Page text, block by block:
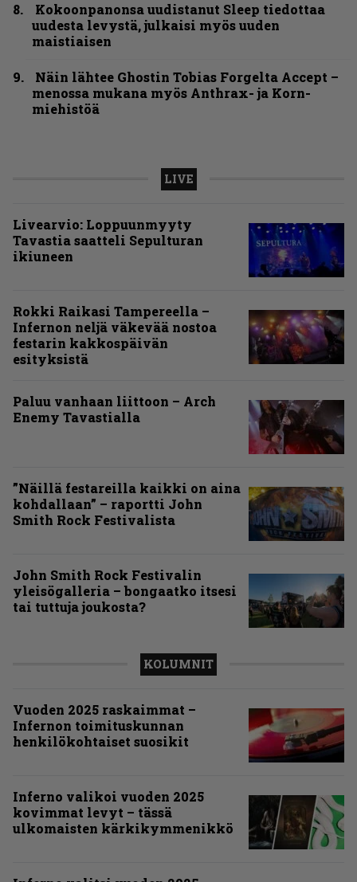
Kokoonpanonsa uudistanut Sleep tiedottaa
uudesta levystä, julkaisi myös uuden
maistiaisen
Näin lähtee Ghostin Tobias Forgelta Accept –
menossa mukana myös Anthrax- ja Korn-
miehistöä
LIVE
Livearvio: Loppuunmyyty
Tavastia saatteli Sepulturan
ikiuneen
Rokki Raikasi Tampereella –
Infernon neljä väkevää nostoa
festarin kakkospäivän
esityksistä
Paluu vanhaan liittoon – Arch
Enemy Tavastialla
”Näillä festareilla kaikki on aina
kohdallaan” – raportti John
Smith Rock Festivalista
John Smith Rock Festivalin
yleisögalleria – bongaatko itsesi
tai tuttuja joukosta?
KOLUMNIT
Vuoden 2025 raskaimmat –
Infernon toimituskunnan
henkilökohtaiset suosikit
Inferno valikoi vuoden 2025
kovimmat levyt – tässä
ulkomaisten kärkikymmenikkö